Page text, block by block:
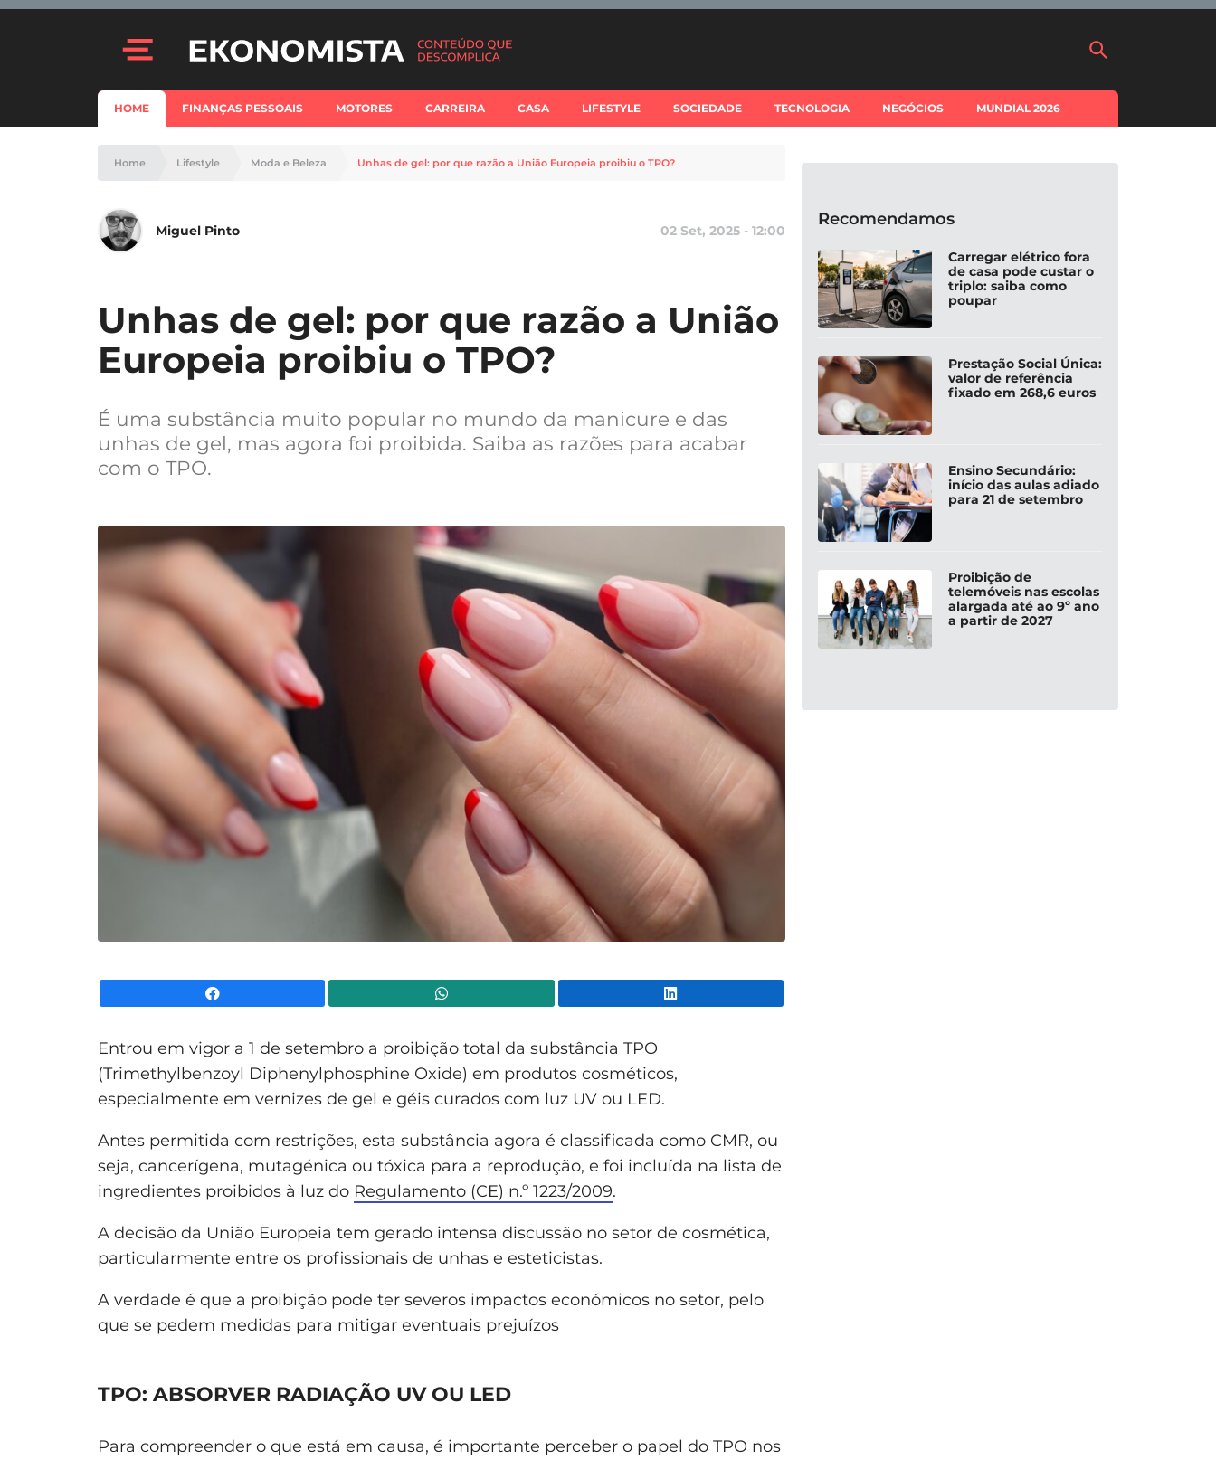
HOME FINANÇAS PESSOAIS MOTORES CARREIRA CASA LIFESTYLE SOCIEDADE TECNOLOGIA NEGÓCIOS MUNDIAL 2026
Home Lifestyle Moda e Beleza Unhas de gel: por que razão a União Europeia proibiu o TPO?
Miguel Pinto 02 Set, 2025 - 12:00
Unhas de gel: por que razão a União
Europeia proibiu o TPO?
É uma substância muito popular no mundo da manicure e das
unhas de gel, mas agora foi proibida. Saiba as razões para acabar
com o TPO.
Entrou em vigor a 1 de setembro a proibição total da substância TPO
(Trimethylbenzoyl Diphenylphosphine Oxide) em produtos cosméticos,
especialmente em vernizes de gel e géis curados com luz UV ou LED.
Antes permitida com restrições, esta substância agora é classificada como CMR, ou
seja, cancerígena, mutagénica ou tóxica para a reprodução, e foi incluída na lista de
ingredientes proibidos à luz do Regulamento (CE) n.º 1223/2009.
A decisão da União Europeia tem gerado intensa discussão no setor de cosmética,
particularmente entre os profissionais de unhas e esteticistas.
A verdade é que a proibição pode ter severos impactos económicos no setor, pelo
que se pedem medidas para mitigar eventuais prejuízos
TPO: ABSORVER RADIAÇÃO UV OU LED
Para compreender o que está em causa, é importante perceber o papel do TPO nos
Recomendamos
Carregar elétrico fora
de casa pode custar o
triplo: saiba como
poupar
Prestação Social Única:
valor de referência
fixado em 268,6 euros
Ensino Secundário:
início das aulas adiado
para 21 de setembro
Proibição de
telemóveis nas escolas
alargada até ao 9º ano
a partir de 2027